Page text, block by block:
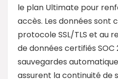
le plan Ultimate pour
accès. Les données sont
protocole SSL/TLS et au
de données certifiés SOC
sauvegardes
assurent la continuité de